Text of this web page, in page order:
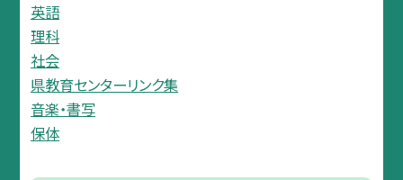
英語
理科
社会
県教育センターリンク集
音楽・書写
保体